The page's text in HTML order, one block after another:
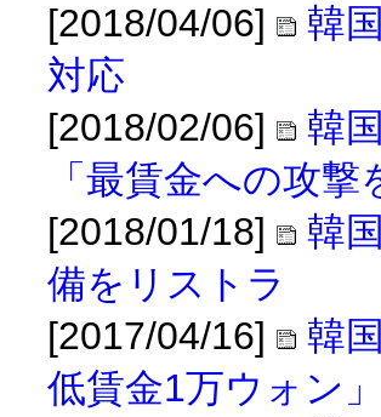
[2018/04/06]
韓
対応
[2018/02/06]
韓
「最賃金への攻
[2018/01/18]
韓
備をリストラ
[2017/04/16]
韓
低賃金1万ウォン